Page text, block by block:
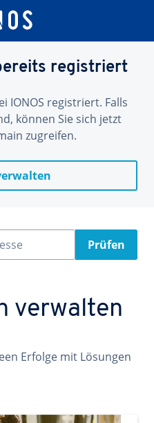
registriert
IONOS registriert. Falls
können Sie sich jetzt
zugreifen.
Prüfen
verwalten
Erfolge mit Lösungen